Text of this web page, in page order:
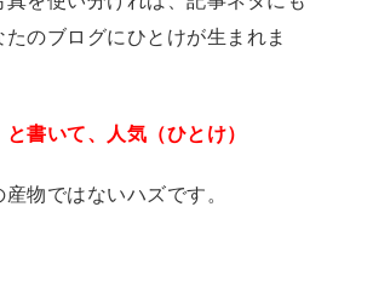
のブログにひとけが生まれま
書いて、人気（ひとけ）
物ではないハズです。